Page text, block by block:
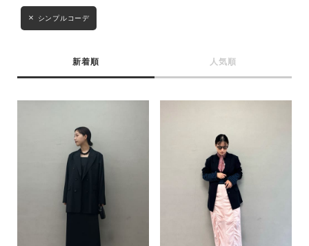
キーワード
シンプルコーデ
新着順 人気順